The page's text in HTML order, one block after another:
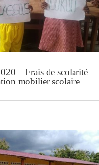
– Frais de scolarité –
mobilier scolaire